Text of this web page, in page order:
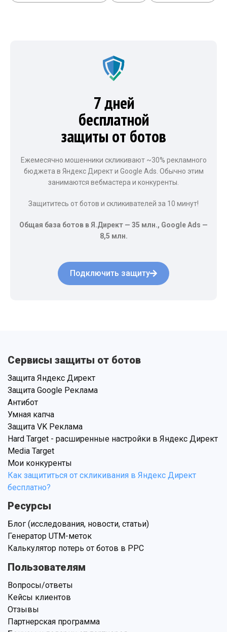
7 дней
бесплатной
защиты от ботов
Ежемесячно мошенники скликивают ~30% рекламного
бюджета в Яндекс Директ и Google Ads. Обычно этим
занимаются вебмастера и конкуренты.
Защититесь от ботов и скликивателей за 10 минут!
Общая база ботов в Я.Директ — 35 млн., Google Ads —
8,5 млн.
Подключить защиту
Сервисы защиты от ботов
Защита Яндекс Директ
Защита Google Реклама
Антибот
Умная капча
Защита VK Реклама
Hard Target - расширенные настройки в Яндекс Директ
Media Target
Мои конкуренты
Как защититься от скликивания в Яндекс Директ
бесплатно?
Ресурсы
Блог (исследования, новости, статьи)
Генератор UTM-меток
Калькулятор потерь от ботов в PPC
Пользователям
Вопросы/ответы
Кейсы клиентов
Отзывы
Партнерская программа